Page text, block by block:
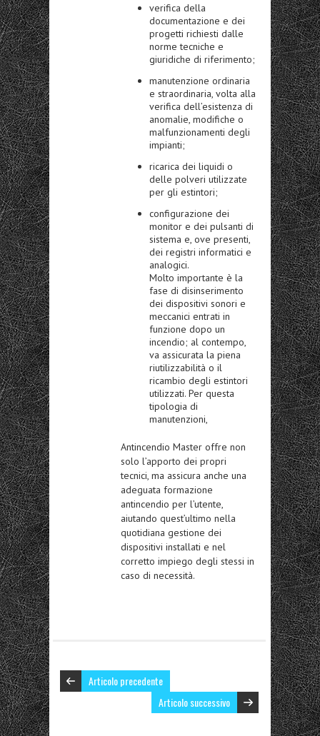
verifica della
documentazione e dei
progetti richiesti dalle
norme tecniche e
giuridiche di riferimento;
manutenzione ordinaria
e straordinaria, volta alla
verifica dell’esistenza di
anomalie, modifiche o
malfunzionamenti degli
impianti;
ricarica dei liquidi o
delle polveri utilizzate
per gli estintori;
configurazione dei
monitor e dei pulsanti di
sistema e, ove presenti,
dei registri informatici e
analogici.
Molto importante è la
fase di disinserimento
dei dispositivi sonori e
meccanici entrati in
funzione dopo un
incendio; al contempo,
va assicurata la piena
riutilizzabilità o il
ricambio degli estintori
utilizzati. Per questa
tipologia di
manutenzioni,
Antincendio Master offre non
solo l’apporto dei propri
tecnici, ma assicura anche una
adeguata formazione
antincendio per l’utente,
aiutando quest’ultimo nella
quotidiana gestione dei
dispositivi installati e nel
corretto impiego degli stessi in
caso di necessità.
Articolo precedente
Articolo successivo